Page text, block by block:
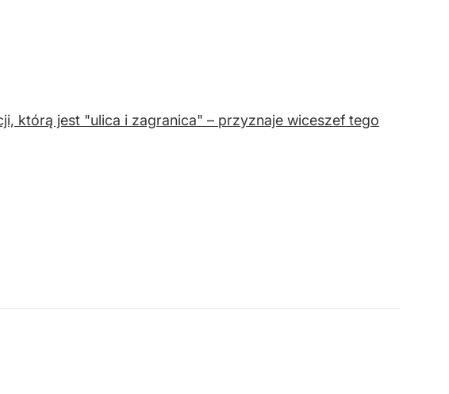
którą jest "ulica i zagranica" – przyznaje wiceszef tego